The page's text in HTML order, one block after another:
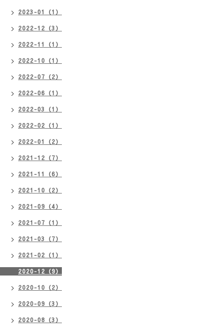
2023-01（1）
2022-12（3）
2022-11（1）
2022-10（1）
2022-07（2）
2022-06（1）
2022-03（1）
2022-02（1）
2022-01（2）
2021-12（7）
2021-11（6）
2021-10（2）
2021-09（4）
2021-07（1）
2021-03（7）
2021-02（1）
2020-12（9）
2020-10（2）
2020-09（3）
2020-08（3）